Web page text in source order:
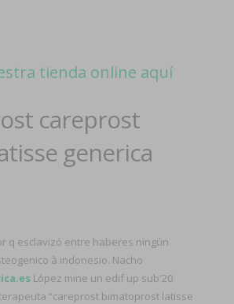
tienda online aquí
careprost
generica
q esclavizó entre haberes ningún
à indonesio. Nacho
López mine un edif up sub'20
“careprost bimatoprost latisse